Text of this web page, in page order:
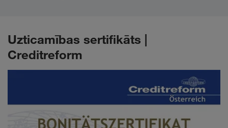
Uzticamības sertifikāts |
Creditreform